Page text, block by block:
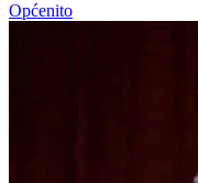
Općenito